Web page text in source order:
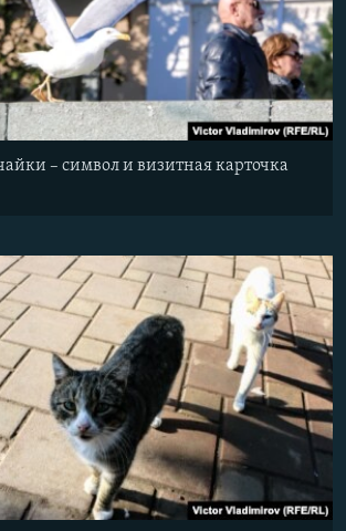
– символ и визитная карточка